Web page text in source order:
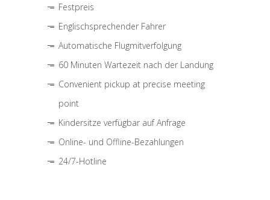
Festpreis
Englischsprechender Fahrer
Automatische Flugmitverfolgung
60 Minuten Wartezeit nach der Landung
Convenient pickup at precise meeting
point
Kindersitze verfügbar auf Anfrage
Online- und Offline-Bezahlungen
24/7-Hotline